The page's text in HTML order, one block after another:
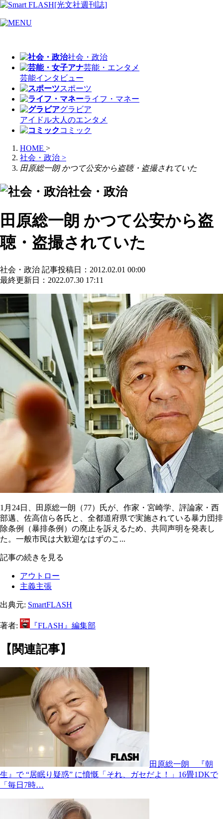
社会・政治
芸能・エンタメ
芸能インタビュー
スポーツ
ライフ・マネー
グラビア
アイドル大人のエンタメ
コミック
HOME >
社会・政治 >
田原総一朗 かつて公安から盗聴・盗撮されていた
社会・政治
田原総一朗 かつて公安から盗
聴・盗撮されていた
社会・政治 記事投稿日：2012.02.01 00:00
最終更新日：2022.07.30 17:11
1月24日、田原総一朗（77）氏が、作家・宮崎学、評論家・西
部邁、佐高信ら各氏と、全都道府県で実施されている暴力団排
除条例（暴排条例）の廃止を訴えるため、共同声明を発表し
た。一般市民は大歓迎なはずのこ...
記事の続きを見る
アウトロー
主義主張
出典元: SmartFLASH
著者: 『FLASH』編集部
【関連記事】
田原総一朗 『朝
生』で “居眠り疑惑” に憤慨「それ、ガセだよ！」16畳1DKで
「毎日7時…